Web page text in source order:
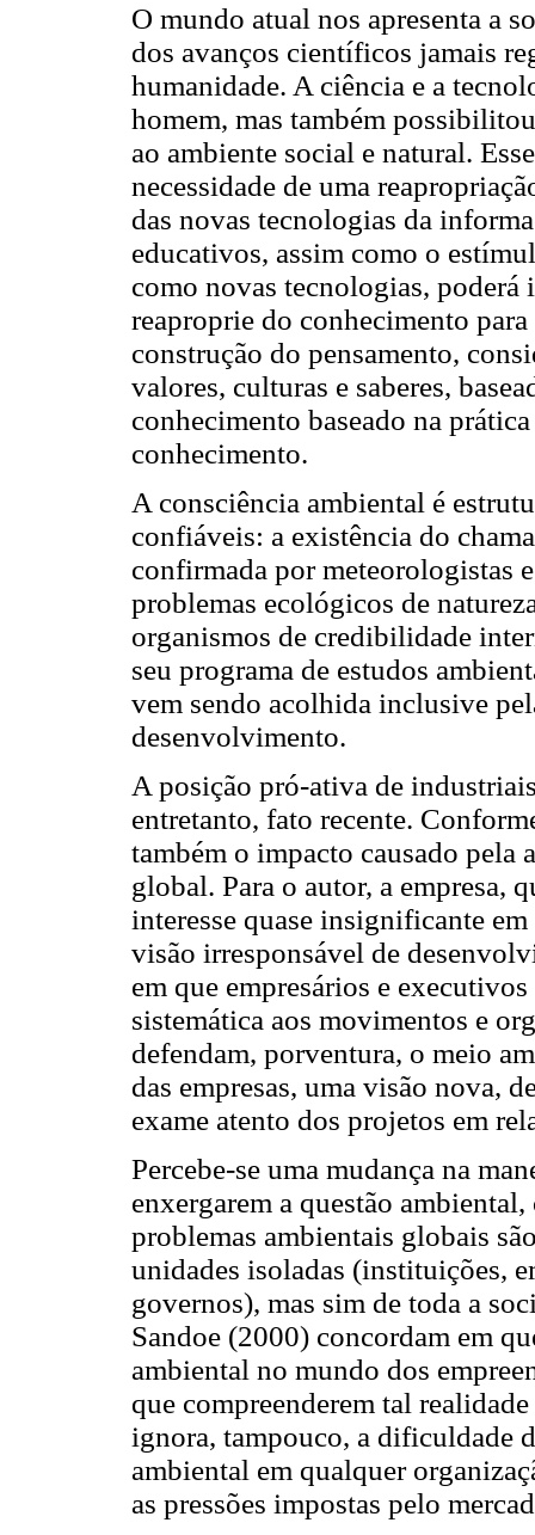
O mundo atual nos apresenta a
dos avanços científicos jamais
humanidade. A ciência e a
homem, mas também
ao ambiente social e natural.
necessidade de uma
das novas tecnologias da
educativos, assim como o
como novas tecnologias,
reaproprie do conhecimento
construção do pensamento,
valores, culturas e saberes,
conhecimento baseado na
conhecimento.
A consciência ambiental é
confiáveis: a existência do
confirmada por meteorologistas
problemas ecológicos de
organismos de credibilidade
seu programa de estudos
vem sendo acolhida inclusive
desenvolvimento.
A posição pró-ativa de
entretanto, fato recente.
também o impacto causado
global. Para o autor, a empresa,
interesse quase insignificante
visão irresponsável de
em que empresários e
sistemática aos movimentos e
defendam, porventura, o meio
das empresas, uma visão nova,
exame atento dos projetos em
Percebe-se uma mudança na
enxergarem a questão
problemas ambientais globais
unidades isoladas (instituições,
governos), mas sim de toda a
Sandoe (2000) concordam em
ambiental no mundo dos
que compreenderem tal
ignora, tampouco, a dificuldade
ambiental em qualquer
as pressões impostas pelo